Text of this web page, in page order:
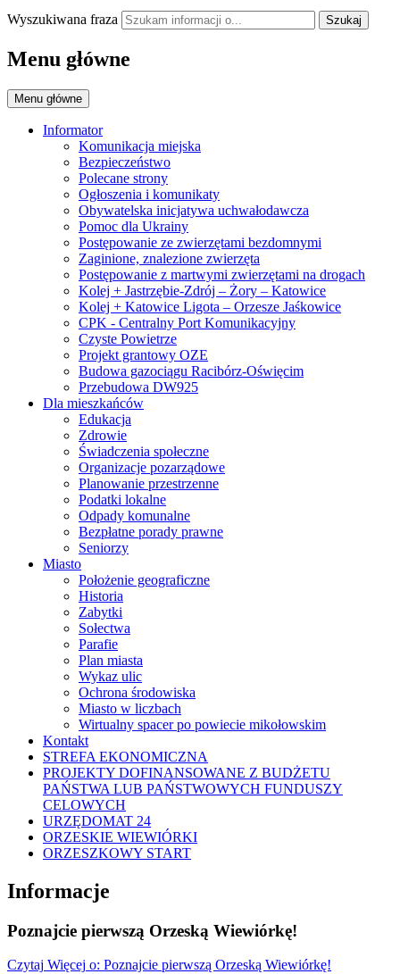
Wyszukiwana fraza Szukaj
Menu główne
Menu główne
Informator
Komunikacja miejska
Bezpieczeństwo
Polecane strony
Ogłoszenia i komunikaty
Obywatelska inicjatywa uchwałodawcza
Pomoc dla Ukrainy
Postępowanie ze zwierzętami bezdomnymi
Zaginione, znalezione zwierzęta
Postępowanie z martwymi zwierzętami na drogach
Kolej + Jastrzębie-Zdrój – Żory – Katowice
Kolej + Katowice Ligota – Orzesze Jaśkowice
CPK - Centralny Port Komunikacyjny
Czyste Powietrze
Projekt grantowy OZE
Budowa gazociągu Racibórz-Oświęcim
Przebudowa DW925
Dla mieszkańców
Edukacja
Zdrowie
Świadczenia społeczne
Organizacje pozarządowe
Planowanie przestrzenne
Podatki lokalne
Odpady komunalne
Bezpłatne porady prawne
Seniorzy
Miasto
Położenie geograficzne
Historia
Zabytki
Sołectwa
Parafie
Plan miasta
Wykaz ulic
Ochrona środowiska
Miasto w liczbach
Wirtualny spacer po powiecie mikołowskim
Kontakt
STREFA EKONOMICZNA
PROJEKTY DOFINANSOWANE Z BUDŻETU
PAŃSTWA LUB PAŃSTWOWYCH FUNDUSZY
CELOWYCH
URZĘDOMAT 24
ORZESKIE WIEWIÓRKI
ORZESZKOWY START
Informacje
Poznajcie pierwszą Orzeską Wiewiórkę!
Czytaj Więcej o: Poznajcie pierwszą Orzeską Wiewiórkę!